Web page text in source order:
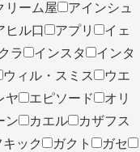
リーム屋
アインシュ
ヒル口 アプリ
イェ
ラ インスタ
インタ
ウィル・スミス
ウエ
ヤ エピソード
オリ
ン カエル
カザフス
ック ガクト
ガセ